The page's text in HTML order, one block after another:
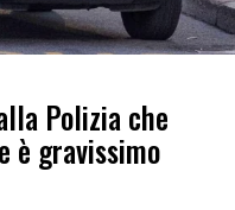
Polizia che
è gravissimo